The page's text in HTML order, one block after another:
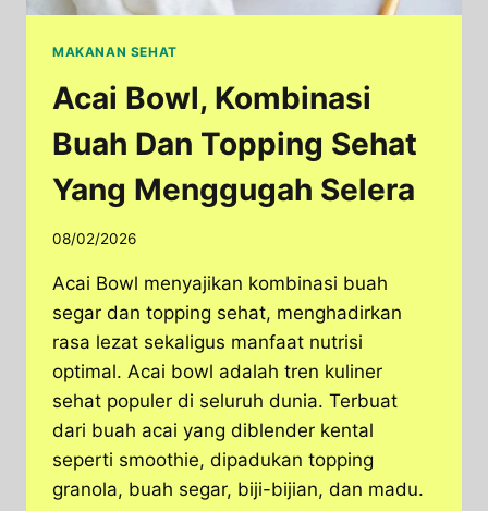
MAKANAN SEHAT
Acai Bowl, Kombinasi
Buah Dan Topping Sehat
Yang Menggugah Selera
08/02/2026
Acai Bowl menyajikan kombinasi buah
segar dan topping sehat, menghadirkan
rasa lezat sekaligus manfaat nutrisi
optimal. Acai bowl adalah tren kuliner
sehat populer di seluruh dunia. Terbuat
dari buah acai yang diblender kental
seperti smoothie, dipadukan topping
granola, buah segar, biji-bijian, dan madu.